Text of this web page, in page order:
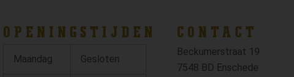
OPENINGSTIJDEN
Maandag Gesloten
CONTACT
Beckumerstraat 19
7548 BD Enschede